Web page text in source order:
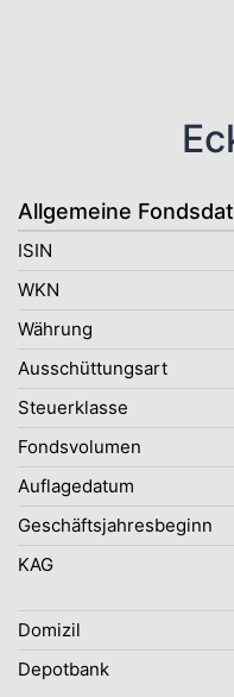
Allgemeine
ISIN
WKN
Währung
Ausschüttungsart
Steuerklasse
Fondsvolumen
Auflagedatum
Geschäftsjahresbeginn
KAG
Domizil
Depotbank